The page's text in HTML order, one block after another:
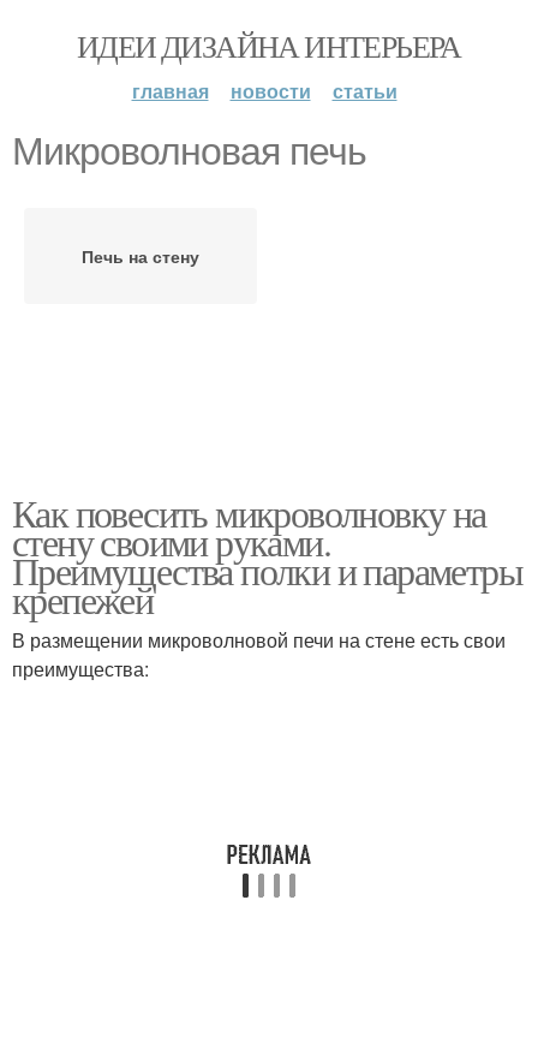
ИДЕИ ДИЗАЙНА ИНТЕРЬЕРА
главная новости статьи
Микроволновая печь
Печь на стену
Как повесить микроволновку на
стену своими руками.
Преимущества полки и параметры
крепежей
В размещении микроволновой печи на стене есть свои
преимущества: